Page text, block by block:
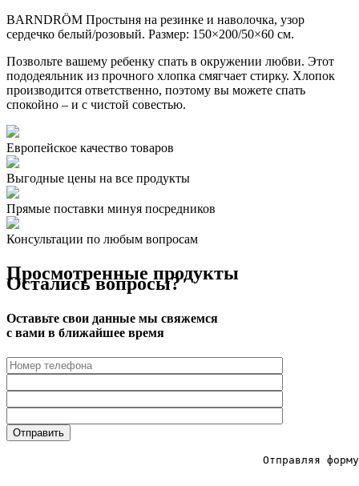
BARNDRÖM Простыня на резинке и наволочка, узор
сердечко белый/розовый. Размер: 150×200/50×60 см.
Позвольте вашему ребенку спать в окружении любви. Этот
пододеяльник из прочного хлопка смягчает стирку. Хлопок
производится ответственно, поэтому вы можете спать
спокойно – и с чистой совестью.
Европейское качество товаров
Выгодные цены на все продукты
Прямые поставки минуя посредников
Консультации по любым вопросам
Просмотренные продукты
Остались вопросы?
Оставьте свои данные мы свяжемся
с вами в ближайшее время